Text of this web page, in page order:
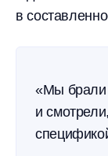
в
«Мы брали
и